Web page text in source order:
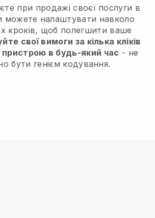
при продажі своєї послуги в
можете налаштувати навколо
кроків, щоб полегшити ваше
свої вимоги за кілька кліків
пристрою в будь-який час - не
бути генієм кодування.